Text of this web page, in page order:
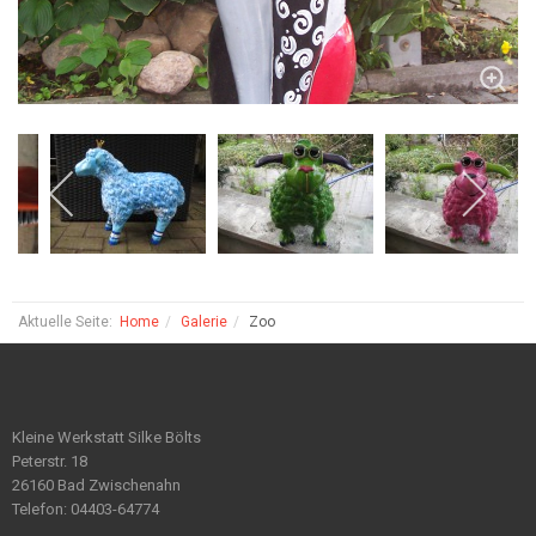
Aktuelle Seite: Home Galerie Zoo
Kleine Werkstatt Silke Bölts
Peterstr. 18
26160 Bad Zwischenahn
Telefon: 04403-64774